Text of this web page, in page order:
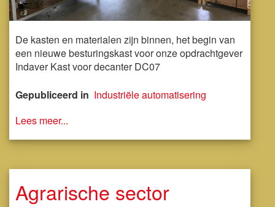
De kasten en materialen zijn binnen, het begin van
een nieuwe besturingskast voor onze opdrachtgever
Indaver Kast voor decanter DC07
Gepubliceerd in Industriële automatisering
Lees meer...
Agrarische sector